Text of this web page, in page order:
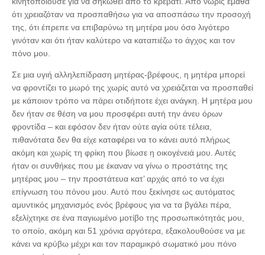
ότι χρειαζόταν να προσπαθήσω για να αποσπάσω την προσοχή
της, ότι έπρεπε να επιβαρύνω τη μητέρα μου όσο λιγότερο
γινόταν και ότι ήταν καλύτερο να καταπιέζω το άγχος και τον
πόνο μου.
Σε μια υγιή αλληλεπίδραση μητέρας-βρέφους, η μητέρα μπορεί
να φροντίζει το μωρό της χωρίς αυτό να χρειάζεται να προσπαθεί
με κάποιον τρόπο να πάρει οτιδήποτε έχει ανάγκη. Η μητέρα μου
δεν ήταν σε θέση να μου προσφέρει αυτή την άνευ όρων
φροντίδα – και εφόσον δεν ήταν ούτε αγία ούτε τέλεια,
πιθανότατα δεν θα είχε καταφέρει να το κάνει αυτό πλήρως
ακόμη και χωρίς τη φρίκη που βίωσε η οικογένειά μου. Αυτές
ήταν οι συνθήκες που με έκαναν να γίνω ο προστάτης της
μητέρας μου – την προστάτευα κατ’ αρχάς από το να έχει
επίγνωση του πόνου μου. Αυτό που ξεκίνησε ως αυτόματος
αμυντικός μηχανισμός ενός βρέφους για να τα βγάλει πέρα,
εξελίχτηκε σε ένα παγιωμένο μοτίβο της προσωπικότητάς μου,
το οποίο, ακόμη και 51 χρόνια αργότερα, εξακολουθούσε να με
κάνει να κρύβω μέχρι και τον παραμικρό σωματικό μου πόνο